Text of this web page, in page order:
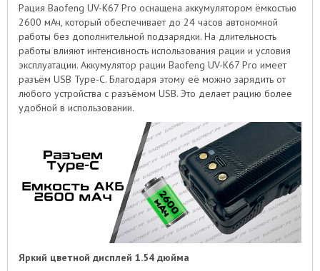
Рация Baofeng UV-K67 Pro оснащена аккумулятором ёмкостью
2600 мАч, который обеспечивает до 24 часов автономной
работы без дополнительной подзарядки. На длительность
работы влияют интенсивность использования рации и условия
эксплуатации. Аккумулятор рации Baofeng UV-K67 Pro имеет
разъём USB Type-C. Благодаря этому её можно зарядить от
любого устройства с разъёмом USB. Это делает рацию более
удобной в использовании.
Яркий цветной дисплей 1.54 дюйма